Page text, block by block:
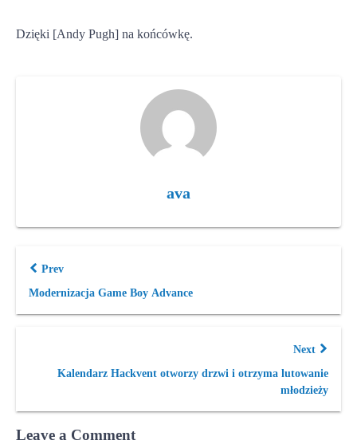
Dzięki [Andy Pugh] na końcówkę.
ava
Prev
Modernizacja Game Boy Advance
Next
Kalendarz Hackvent otworzy drzwi i otrzyma lutowanie
młodzieży
Leave a Comment